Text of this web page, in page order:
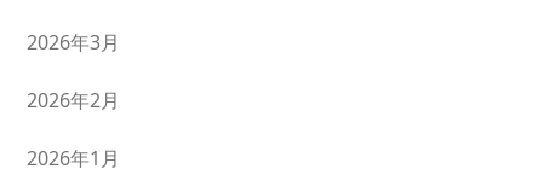
2026年3月
2026年2月
2026年1月